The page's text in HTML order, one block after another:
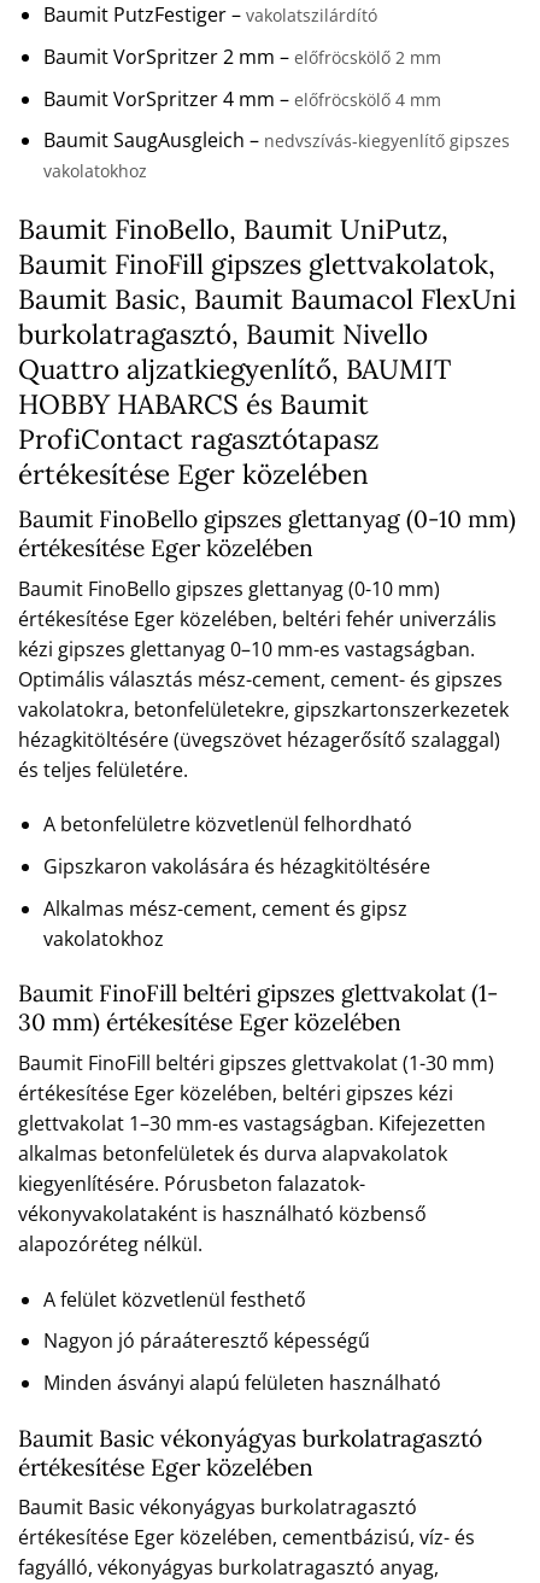
Baumit PutzFestiger – vakolatszilárdító
Baumit VorSpritzer 2 mm – előfröcskölő 2 mm
Baumit VorSpritzer 4 mm – előfröcskölő 4 mm
Baumit SaugAusgleich – nedvszívás-kiegyenlítő gipszes
vakolatokhoz
Baumit FinoBello, Baumit UniPutz,
Baumit FinoFill gipszes glettvakolatok,
Baumit Basic, Baumit Baumacol FlexUni
burkolatragasztó, Baumit Nivello
Quattro aljzatkiegyenlítő, BAUMIT
HOBBY HABARCS és Baumit
ProfiContact ragasztótapasz
értékesítése Eger közelében
Baumit FinoBello gipszes glettanyag (0-10 mm)
értékesítése Eger közelében
Baumit FinoBello gipszes glettanyag (0-10 mm)
értékesítése Eger közelében, beltéri fehér univerzális
kézi gipszes glettanyag 0–10 mm-es vastagságban.
Optimális választás mész-cement, cement- és gipszes
vakolatokra, betonfelületekre, gipszkartonszerkezetek
hézagkitöltésére (üvegszövet hézagerősítő szalaggal)
és teljes felületére.
A betonfelületre közvetlenül felhordható
Gipszkaron vakolására és hézagkitöltésére
Alkalmas mész-cement, cement és gipsz
vakolatokhoz
Baumit FinoFill beltéri gipszes glettvakolat (1-
30 mm) értékesítése Eger közelében
Baumit FinoFill beltéri gipszes glettvakolat (1-30 mm)
értékesítése Eger közelében, beltéri gipszes kézi
glettvakolat 1–30 mm-es vastagságban. Kifejezetten
alkalmas betonfelületek és durva alapvakolatok
kiegyenlítésére. Pórusbeton falazatok-
vékonyvakolataként is használható közbenső
alapozóréteg nélkül.
A felület közvetlenül festhető
Nagyon jó páraáteresztő képességű
Minden ásványi alapú felületen használható
Baumit Basic vékonyágyas burkolatragasztó
értékesítése Eger közelében
Baumit Basic vékonyágyas burkolatragasztó
értékesítése Eger közelében, cementbázisú, víz- és
fagyálló, vékonyágyas burkolatragasztó anyag,